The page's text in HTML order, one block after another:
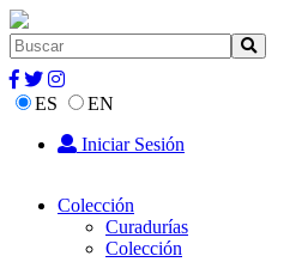
ES
EN
Iniciar Sesión
Colección
Curadurías
Colección